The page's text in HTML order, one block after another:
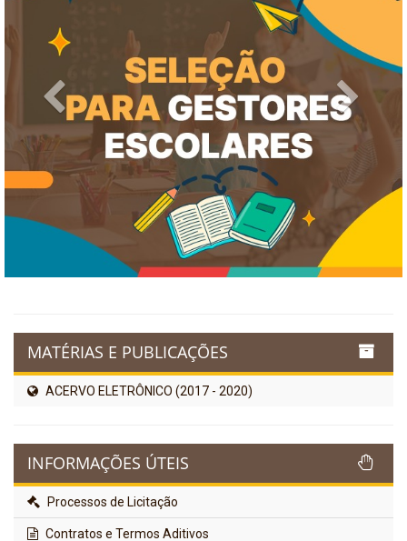
Previous Next
MATÉRIAS E PUBLICAÇÕES
ACERVO ELETRÔNICO (2017 - 2020)
INFORMAÇÕES ÚTEIS
Processos de Licitação
Contratos e Termos Aditivos